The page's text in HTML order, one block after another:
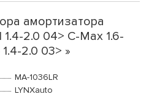
амортизатора
2.0 04> C-Max 1.6-
2.0 03> »
MA-1036LR
LYNXauto